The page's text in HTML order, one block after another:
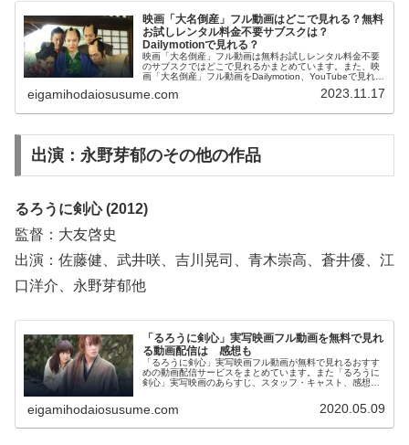
映画「大名倒産」フル動画はどこで見れる？無料
お試しレンタル料金不要サブスクは？
Dailymotionで見れる？
映画「大名倒産」フル動画は無料お試しレンタル料金不要
のサブスクではどこで見れるかまとめています。また、映
画「大名倒産」フル動画をDailymotion、YouTubeで見れる
報・あらすじについてもお伝えしていますので、動画配信
てください。
eigamihodaiosusume.com 2023.11.17
出演：永野芽郁のその他の作品
るろうに剣心 (2012)
監督：大友啓史
出演：佐藤健、武井咲、吉川晃司、青木崇高、蒼井優、江
口洋介、永野芽郁他
「るろうに剣心」実写映画フル動画を無料で見れ
る動画配信は 感想も
「るろうに剣心」実写映画フル動画が無料で見れるおすす
めの動画配信サービスをまとめています。また「るろうに
剣心」実写映画のあらすじ、スタッフ・キャスト、感想に
映画本編を見る前の予備知識として役立ててください。
eigamihodaiosusume.com 2020.05.09